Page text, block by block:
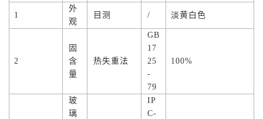
1
外
观
目测 / 淡黄白色
2
固
含
量
热失重法
GB
17
25
-
79
100%
玻
璃
IP
C-